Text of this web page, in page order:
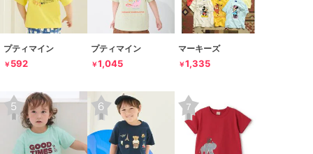
プティマイン
￥ 592
プティマイン
￥1,045
マーキーズ
￥1,335